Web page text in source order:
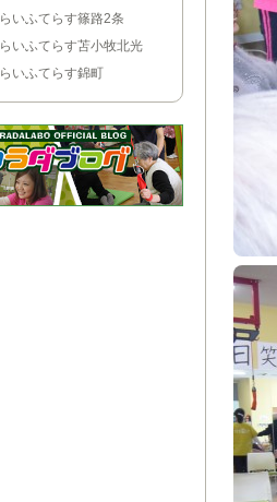
らいふてらす篠路2条
らいふてらす苫小牧北光
らいふてらす錦町